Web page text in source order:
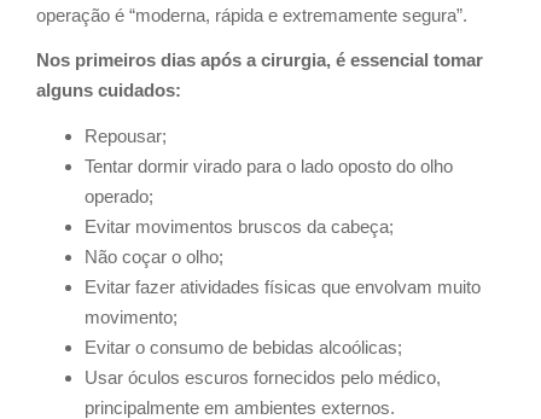
operação é “moderna, rápida e extremamente segura”.
Nos primeiros dias após a cirurgia, é essencial tomar
alguns cuidados:
Repousar;
Tentar dormir virado para o lado oposto do olho
operado;
Evitar movimentos bruscos da cabeça;
Não coçar o olho;
Evitar fazer atividades físicas que envolvam muito
movimento;
Evitar o consumo de bebidas alcoólicas;
Usar óculos escuros fornecidos pelo médico,
principalmente em ambientes externos.